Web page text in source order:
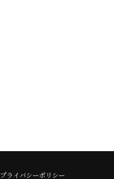
プライバシーポリシー